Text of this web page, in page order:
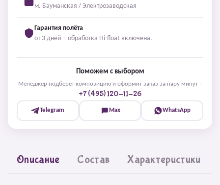
м. Бауманская / Электрозаводская
Гарантия полёта
от 3 дней – обработка Hi-float включена.
Поможем с выбором
Менеджер подберёт композицию и оформит заказ за пару минут –
+7 (495) 120-11-26
Telegram Max WhatsApp
Описание Состав Характеристики